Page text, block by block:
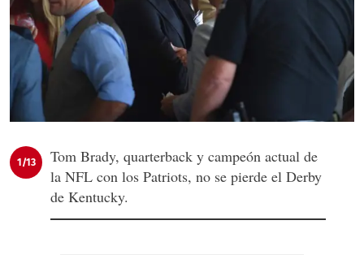
1/13
Tom Brady, quarterback y campeón actual de
la NFL con los Patriots, no se pierde el Derby
de Kentucky.